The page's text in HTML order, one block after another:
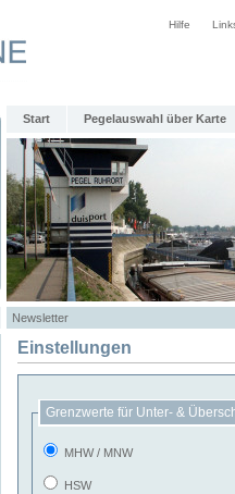
Hilfe
Start Pegelauswahl über Karte
Newsletter
Einstellungen
Grenzwerte für Unter- &
MHW / MNW
HSW